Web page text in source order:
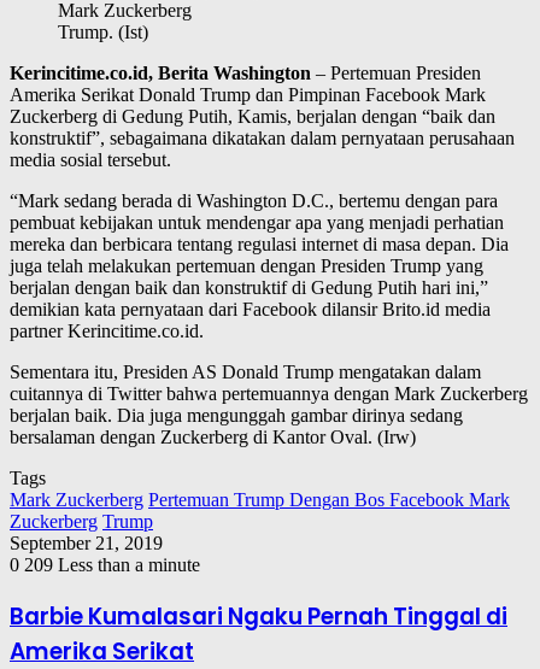
Trump. (Ist)
Kerincitime.co.id, Berita Washington – Pertemuan Presiden
Amerika Serikat Donald Trump dan Pimpinan Facebook Mark
Zuckerberg di Gedung Putih, Kamis, berjalan dengan “baik dan
konstruktif”, sebagaimana dikatakan dalam pernyataan perusahaan
media sosial tersebut.
“Mark sedang berada di Washington D.C., bertemu dengan para
pembuat kebijakan untuk mendengar apa yang menjadi perhatian
mereka dan berbicara tentang regulasi internet di masa depan. Dia
juga telah melakukan pertemuan dengan Presiden Trump yang
berjalan dengan baik dan konstruktif di Gedung Putih hari ini,”
demikian kata pernyataan dari Facebook dilansir Brito.id media
partner Kerincitime.co.id.
Sementara itu, Presiden AS Donald Trump mengatakan dalam
cuitannya di Twitter bahwa pertemuannya dengan Mark Zuckerberg
berjalan baik. Dia juga mengunggah gambar dirinya sedang
bersalaman dengan Zuckerberg di Kantor Oval. (Irw)
Tags
Mark Zuckerberg Pertemuan Trump Dengan Bos Facebook Mark
Zuckerberg Trump
September 21, 2019
0 209 Less than a minute
Barbie Kumalasari Ngaku Pernah Tinggal di
Amerika Serikat